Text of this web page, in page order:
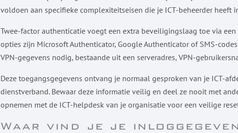
voldoen aan specifieke complexiteitseisen die je ICT-beheerder
Twee-factor authenticatie voegt een extra beveiligingslaag toe via
opties zijn Microsoft Authenticator, Google Authenticator of SMS-
VPN-gegevens nodig, bestaande uit een serveradres, VPN-
Deze toegangsgegevens ontvang je normaal gesproken van je ICT-
dienstverband. Bewaar deze informatie veilig en deel ze nooit met
opnemen met de ICT-helpdesk van je organisatie voor een veilige
Waar vind je je